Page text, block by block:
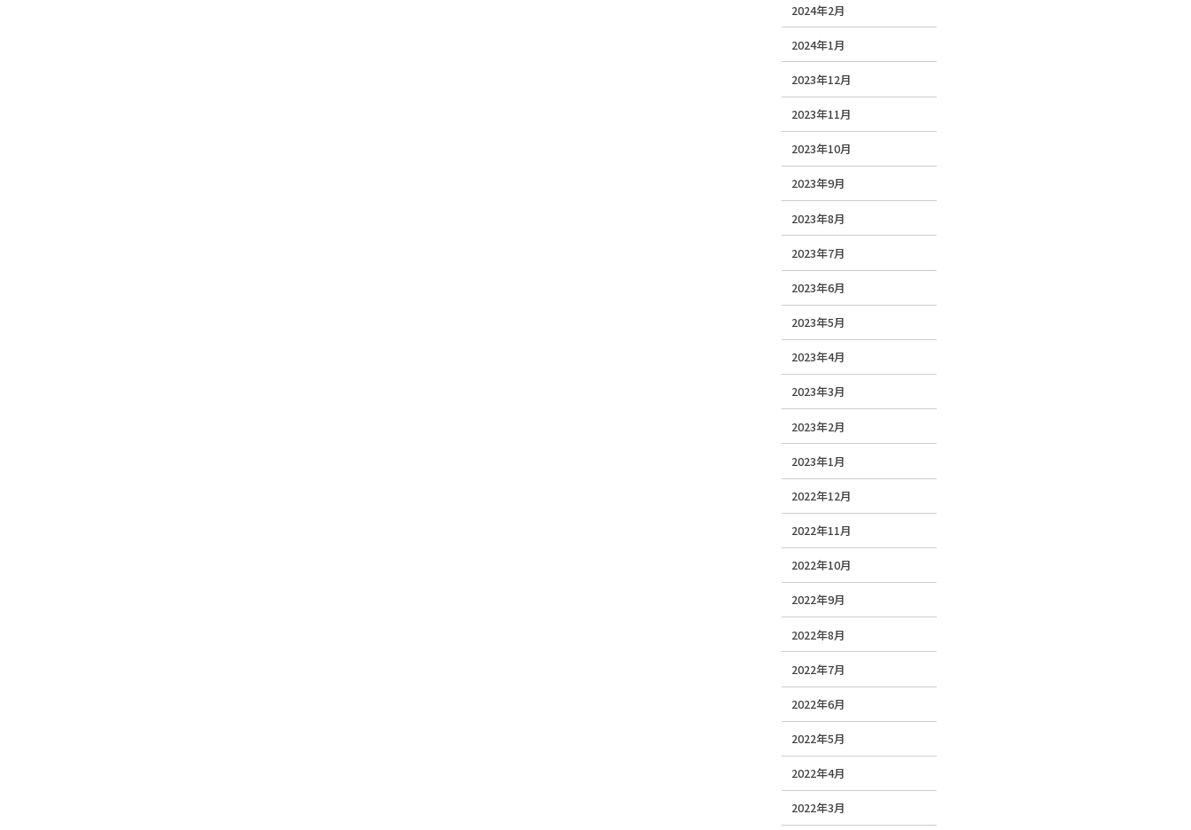
2024年2月
2024年1月
2023年12月
2023年11月
2023年10月
2023年9月
2023年8月
2023年7月
2023年6月
2023年5月
2023年4月
2023年3月
2023年2月
2023年1月
2022年12月
2022年11月
2022年10月
2022年9月
2022年8月
2022年7月
2022年6月
2022年5月
2022年4月
2022年3月